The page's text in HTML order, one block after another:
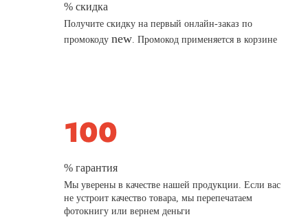
% скидка
Получите скидку на первый онлайн-заказ по
промокодуnew. Промокод применяется в корзине
% гарантия
Мы уверены в качестве нашей продукции. Если вас
не устроит качество товара, мы перепечатаем
фотокнигу или вернем деньги